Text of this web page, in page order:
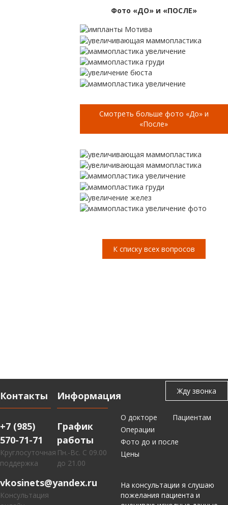
Фото «ДО» и «ПОСЛЕ»
Смотреть больше фото «До» и
«После»
К списку всех вопросов
Контакты
+7 (985)
570-71-71
Круглосуточная
поддержка
vkosinets@yandex.ru
Консультация
Информация
График
работы
Пн.-Вс. С 09.00
до 21.00
О докторе
Пациентам
Операции
Фото до и после
Цены
На консультации я слушаю
пожелания пациента и